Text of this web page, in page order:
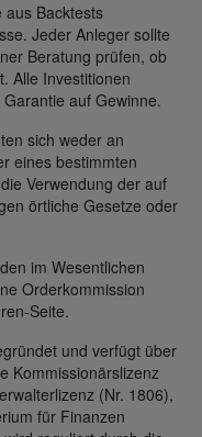
aus Backtests
Jeder Anleger sollte
Beratung prüfen, ob
Alle Investitionen
auf Gewinne.
sich weder an
eines bestimmten
Verwendung der auf
örtliche Gesetze oder
im Wesentlichen
Orderkommission
Seite.
und verfügt über
Kommissionärslizenz
(Nr. 1806),
für Finanzen